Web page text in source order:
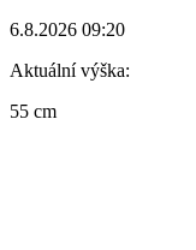
6.8.2026 09:20
Aktuální výška:
55 cm